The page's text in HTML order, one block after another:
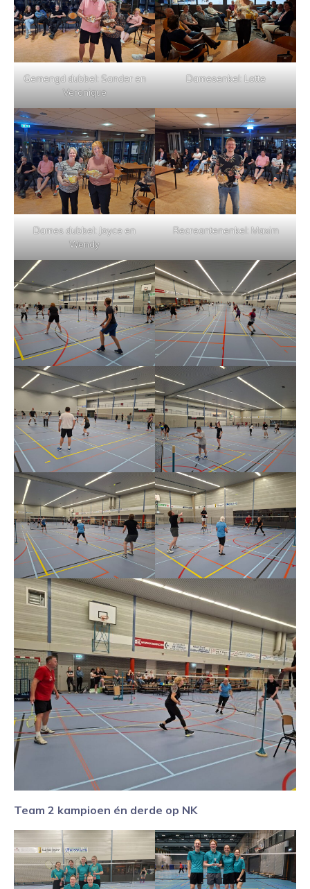
Gemengd dubbel: Sander en
Veronique
Damesenkel: Lotte
Dames dubbel: Joyce en
Wendy
Recreantenenkel: Maxim
Team 2 kampioen én derde op NK